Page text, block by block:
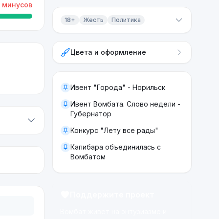
минусов
18+ Жесть Политика
ЖестьЦвета и оформление
Ивент "Города" - Норильск
Ивент Вомбата. Слово недели -
Губернатор
Конкурс "Лету все рады"
Капибара объединилась с
Вомбатом